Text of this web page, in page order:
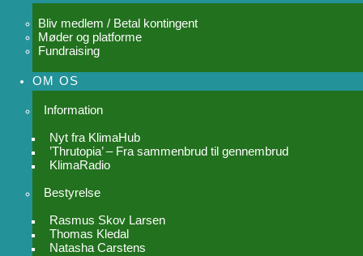
Bliv medlem / Betal kontingent
Møder og platforme
Fundraising
OM OS
Information
Nyt fra KlimaHub
’Thrutopia’ – Fra sammenbrud til gennembrud
KlimaRadio
Bestyrelse
Rasmus Skov Larsen
Thomas Kledal
Natasha Carstens